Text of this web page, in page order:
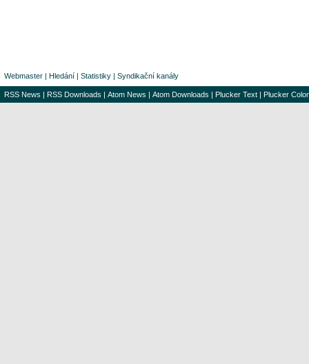
Webmaster | Hledání | Statistiky | Syndikační kanály
RSS News | RSS Downloads | Atom News | Atom Downloads | Plucker Text | Plucker Color